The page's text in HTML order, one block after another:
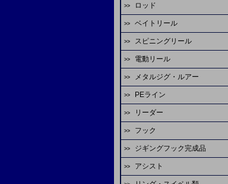
ロッド
エバーグリーン
ディープライナー
ビート
オーシャンフリーク
ジャッカル
ピュアテック
天龍
ヤマガブランクス
ベイトリール
ダイワ
シマノ
エバーグリーン
スタジオオーシャンマーク
マーフィックス
アリゲーター技研
ディープライナー
スピニングリール
ダイワ
シマノ
アピア
アブガルシア
エイテック
テイルウォーク
電動リール
ダイワ
シマノ
ミヤエポック
tail walk
備品
メタルジグ・ルアー
ディープライナー
シーフロアコントロール
FCラボ
カレント
K-craft
PEライン
ファイヤーライン
シマノ
デプスハンター
サンライン
リーダー
YGKよつあみ
シーガー
サンライン
フック
シーフロアコントロール
ASS
ジギングフック完成品
スクラップオリジナル
アシスト